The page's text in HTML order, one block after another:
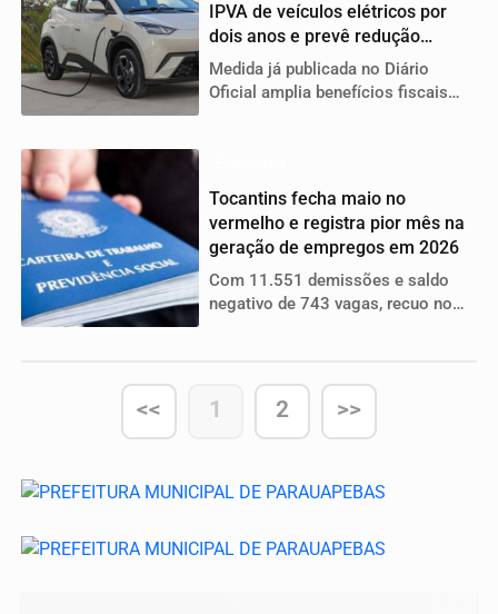
IPVA de veículos elétricos por
dois anos e prevê redução
gradual até 2030
Medida já publicada no Diário
Oficial amplia benefícios fiscais
Tocantins fecha maio no
vermelho e registra pior mês na
geração de empregos em 2026
Com 11.551 demissões e saldo
negativo de 743 vagas, recuo no
<< 1 2 >>